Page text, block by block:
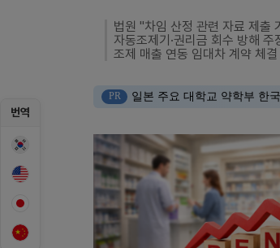
번역
법원 "차임 산정 관련 자료 제출
자동조제기·권리금 회수 방해
조제 매출 연동 임대차 계약 체
PR 일본 주요 대학교 약학부 한